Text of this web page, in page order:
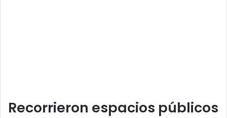
Recorrieron espacios públicos